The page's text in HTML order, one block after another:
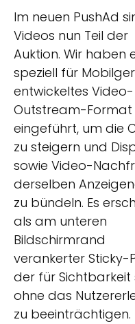
Im neuen PushAd
Videos nun Teil der
Auktion. Wir haben
speziell für
entwickeltes Video-
Outstream-Format
eingeführt, um die
zu steigern und
sowie Video-
derselben
zu bündeln. Es
als am unteren
Bildschirmrand
verankerter Sticky-
der für Sichtbarkeit
ohne das
zu beeinträchtigen.